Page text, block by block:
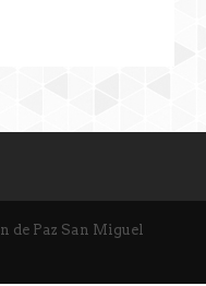
de Paz San Miguel